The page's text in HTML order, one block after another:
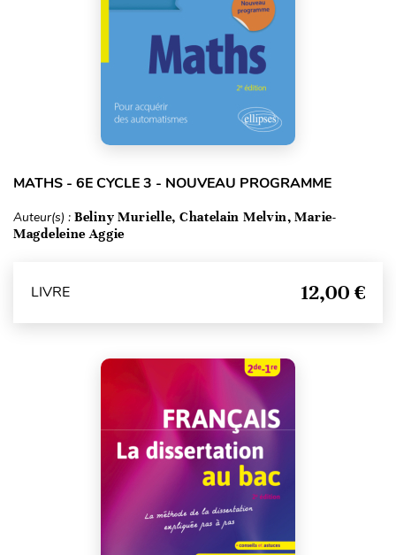
MATHS - 6E CYCLE 3 - NOUVEAU PROGRAMME
Auteur(s) : Beliny Murielle, Chatelain Melvin, Marie-
Magdeleine Aggie
LIVRE 12,00 €